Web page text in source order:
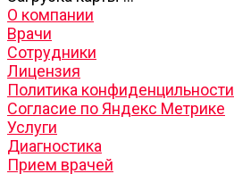
О компании
Врачи
Сотрудники
Лицензия
Политика конфиденцильности
Согласие по Яндекс Метрике
Услуги
Диагностика
Прием врачей